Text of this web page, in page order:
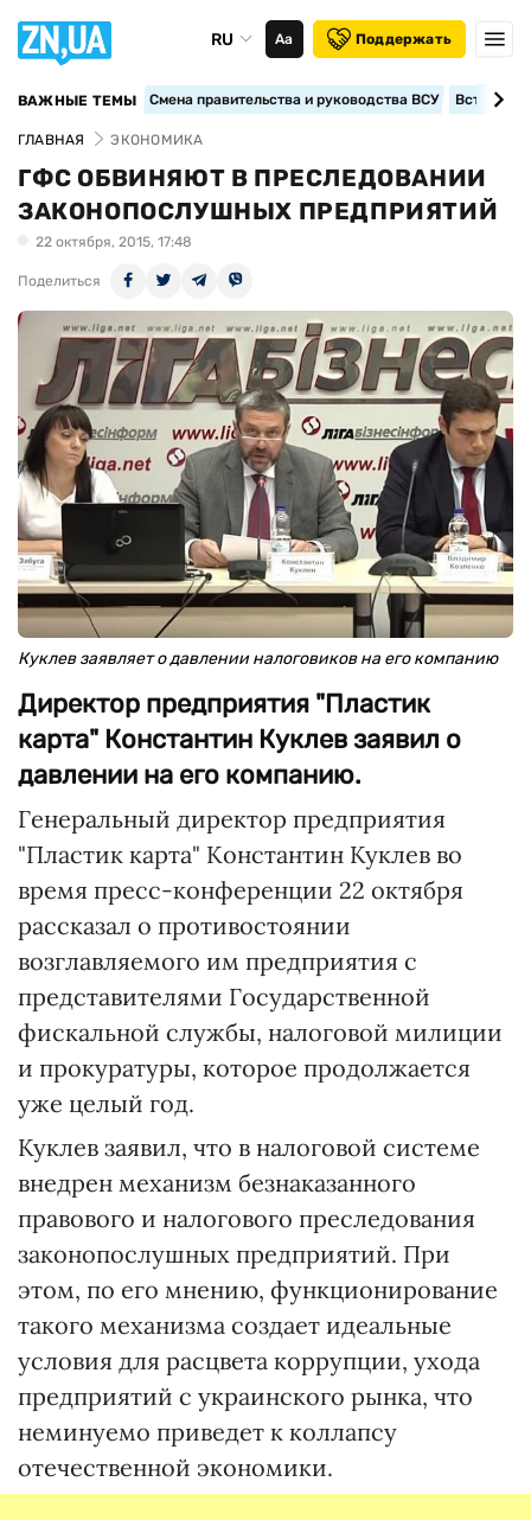
RU Аа Поддержать
ВАЖНЫЕ ТЕМЫ Смена правительства и руководства ВСУ
ГЛАВНАЯ ЭКОНОМИКА
ГФС ОБВИНЯЮТ В ПРЕСЛЕДОВАНИИ
ЗАКОНОПОСЛУШНЫХ ПРЕДПРИЯТИЙ
22 октября, 2015, 17:48
Поделиться
Куклев заявляет о давлении налоговиков на его компанию
Директор предприятия "Пластик
карта" Константин Куклев заявил о
давлении на его компанию.
Генеральный директор предприятия
"Пластик карта" Константин Куклев во
время пресс-конференции 22 октября
рассказал о противостоянии
возглавляемого им предприятия с
представителями Государственной
фискальной службы, налоговой милиции
и прокуратуры, которое продолжается
уже целый год.
Куклев заявил, что в налоговой системе
внедрен механизм безнаказанного
правового и налогового преследования
законопослушных предприятий. При
этом, по его мнению, функционирование
такого механизма создает идеальные
условия для расцвета коррупции, ухода
предприятий с украинского рынка, что
неминуемо приведет к коллапсу
отечественной экономики.